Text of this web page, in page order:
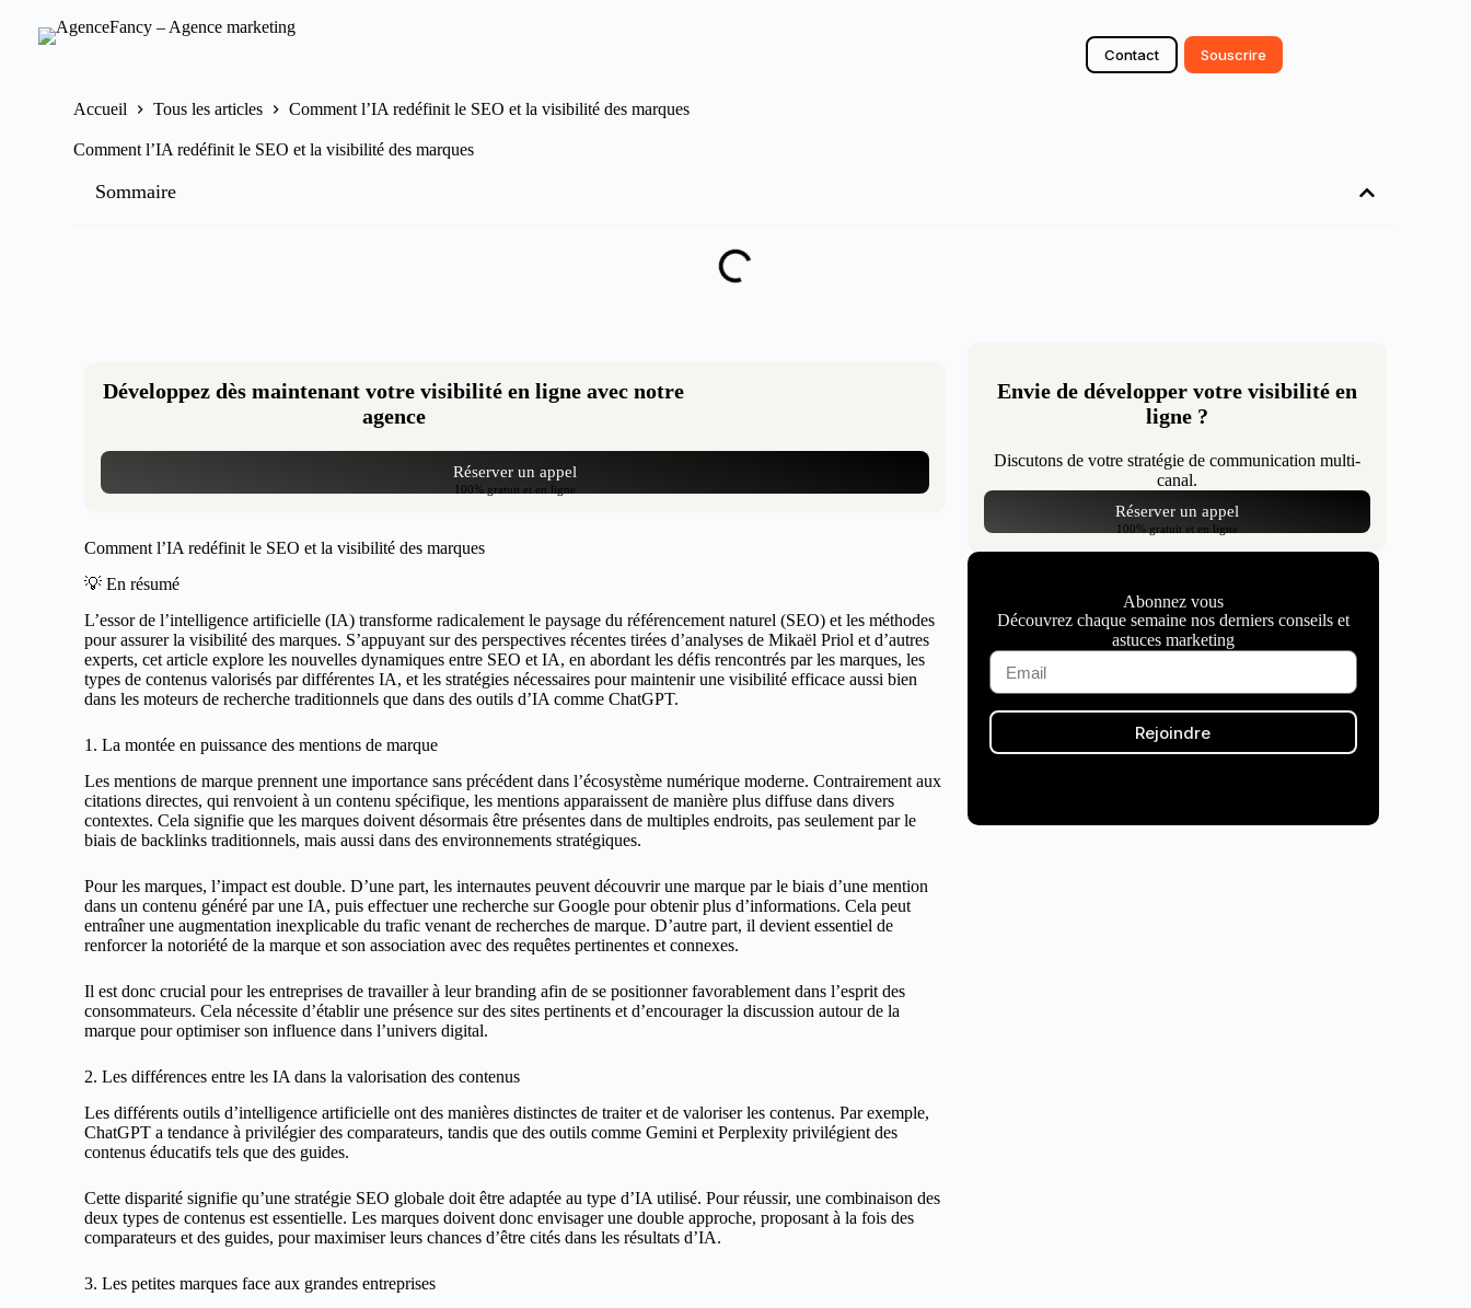
Contact Souscrire
Accueil Tous les articles Comment l’IA redéfinit le SEO et la visibilité des marques
Comment l’IA redéfinit le SEO et la visibilité des marques
Sommaire
Développez dès maintenant votre visibilité en ligne avec notre
agence
Réserver un appel
100% gratuit et en ligne
Comment l’IA redéfinit le SEO et la visibilité des marques
💡 En résumé
L’essor de l’intelligence artificielle (IA) transforme radicalement le paysage du référencement naturel (SEO) et les méthodes
pour assurer la visibilité des marques. S’appuyant sur des perspectives récentes tirées d’analyses de Mikaël Priol et d’autres
experts, cet article explore les nouvelles dynamiques entre SEO et IA, en abordant les défis rencontrés par les marques, les
types de contenus valorisés par différentes IA, et les stratégies nécessaires pour maintenir une visibilité efficace aussi bien
dans les moteurs de recherche traditionnels que dans des outils d’IA comme ChatGPT.
1. La montée en puissance des mentions de marque
Les mentions de marque prennent une importance sans précédent dans l’écosystème numérique moderne. Contrairement aux
citations directes, qui renvoient à un contenu spécifique, les mentions apparaissent de manière plus diffuse dans divers
contextes. Cela signifie que les marques doivent désormais être présentes dans de multiples endroits, pas seulement par le
biais de backlinks traditionnels, mais aussi dans des environnements stratégiques.
Pour les marques, l’impact est double. D’une part, les internautes peuvent découvrir une marque par le biais d’une mention
dans un contenu généré par une IA, puis effectuer une recherche sur Google pour obtenir plus d’informations. Cela peut
entraîner une augmentation inexplicable du trafic venant de recherches de marque. D’autre part, il devient essentiel de
renforcer la notoriété de la marque et son association avec des requêtes pertinentes et connexes.
Il est donc crucial pour les entreprises de travailler à leur branding afin de se positionner favorablement dans l’esprit des
consommateurs. Cela nécessite d’établir une présence sur des sites pertinents et d’encourager la discussion autour de la
marque pour optimiser son influence dans l’univers digital.
2. Les différences entre les IA dans la valorisation des contenus
Les différents outils d’intelligence artificielle ont des manières distinctes de traiter et de valoriser les contenus. Par exemple,
ChatGPT a tendance à privilégier des comparateurs, tandis que des outils comme Gemini et Perplexity privilégient des
contenus éducatifs tels que des guides.
Cette disparité signifie qu’une stratégie SEO globale doit être adaptée au type d’IA utilisé. Pour réussir, une combinaison des
deux types de contenus est essentielle. Les marques doivent donc envisager une double approche, proposant à la fois des
comparateurs et des guides, pour maximiser leurs chances d’être cités dans les résultats d’IA.
3. Les petites marques face aux grandes entreprises
Envie de développer votre visibilité en
ligne ?
Discutons de votre stratégie de communication multi-
canal.
Réserver un appel
100% gratuit et en ligne
Abonnez vous
Découvrez chaque semaine nos derniers conseils et
astuces marketing
Rejoindre